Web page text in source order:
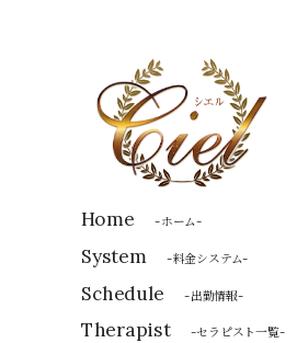
Home -ホーム-
System -料金システム-
Schedule -出勤情報-
Therapist -セラピスト一覧-